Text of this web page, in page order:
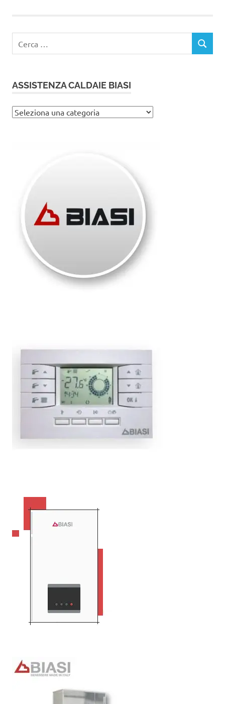
per:
CERCA
ASSISTENZA CALDAIE BIASI
Assistenza